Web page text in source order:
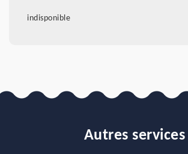
indisponible
Autres services